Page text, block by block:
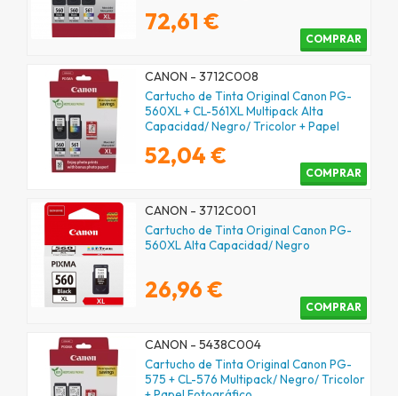
72,61 €
COMPRAR
CANON - 3712C008
Cartucho de Tinta Original Canon PG-
560XL + CL-561XL Multipack Alta
Capacidad/ Negro/ Tricolor + Papel
52,04 €
COMPRAR
CANON - 3712C001
Cartucho de Tinta Original Canon PG-
560XL Alta Capacidad/ Negro
26,96 €
COMPRAR
CANON - 5438C004
Cartucho de Tinta Original Canon PG-
575 + CL-576 Multipack/ Negro/ Tricolor